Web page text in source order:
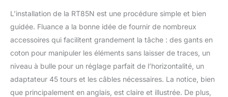
L’installation de la RT85N est une procédure simple et bien
guidée. Fluance a la bonne idée de fournir de nombreux
accessoires qui facilitent grandement la tâche : des gants en
coton pour manipuler les éléments sans laisser de traces, un
niveau à bulle pour un réglage parfait de l’horizontalité, un
adaptateur 45 tours et les câbles nécessaires. La notice, bien
que principalement en anglais, est claire et illustrée. De plus,